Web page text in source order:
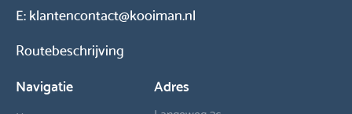
E:klantencontact@kooiman.nl
Routebeschrijving
Navigatie
Adres